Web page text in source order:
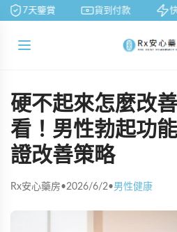
7天鑒賞 貨到付款 快
硬不起來怎麼改
看！男性勃起功
證改善策略
Rx安心藥房•2026/6/2•男性健康